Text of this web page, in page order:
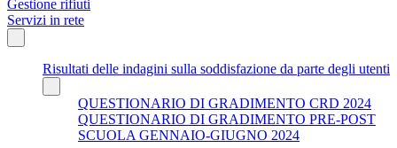
Gestione rifiuti
Servizi in rete
Risultati delle indagini sulla soddisfazione da parte degli utenti
QUESTIONARIO DI GRADIMENTO CRD 2024
QUESTIONARIO DI GRADIMENTO PRE-POST
SCUOLA GENNAIO-GIUGNO 2024